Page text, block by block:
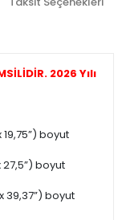
2026 Yılı
boyut
27,5”) boyut
39,37”) boyut